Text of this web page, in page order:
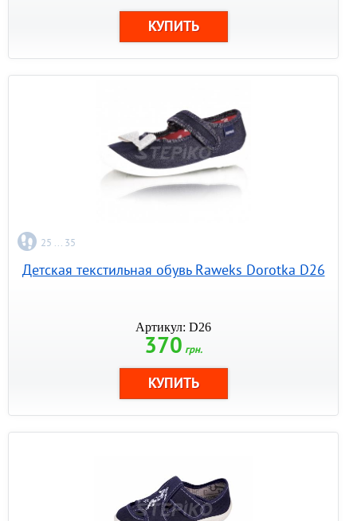
25 ... 35
Детская текстильная обувь Raweks Dorotka D26
Артикул: D26
370 грн.